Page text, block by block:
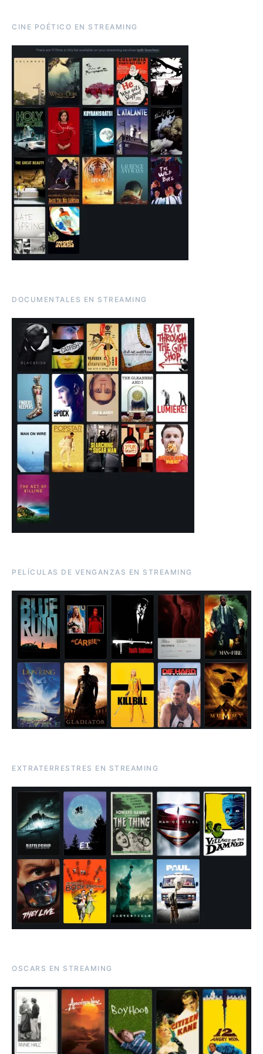
CINE POÉTICO EN STREAMING
DOCUMENTALES EN STREAMING
PELÍCULAS DE VENGANZAS EN STREAMING
EXTRATERRESTRES EN STREAMING
OSCARS EN STREAMING